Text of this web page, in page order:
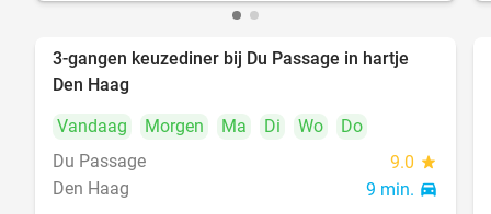
47%
3-gangen keuzediner bij Du Passage in hartje
Den Haag
Vandaag
Morgen Ma Di Wo
Do
Du Passage
9.0 star
Den Haag 9 min. directions_car